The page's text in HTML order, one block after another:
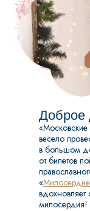
Доброе
весело
в большом
от билетов
«
вдохновляет
милосердия!